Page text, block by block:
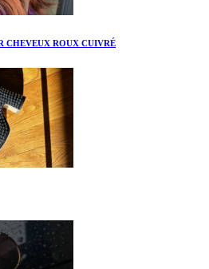
CHEVEUX ROUX CUIVRÉ